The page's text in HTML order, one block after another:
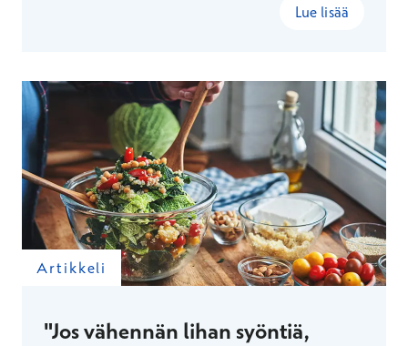
Lue lisää
Artikkeli
"Jos vähennän lihan syöntiä,